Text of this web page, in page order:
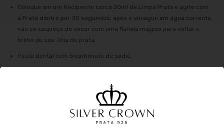
Coloque em um Recipiente cerca 20ml de Limpa Prata e agite com
a Prata dentro por 30 segundos, após o enxágue em água corrente,
não se esqueça de secar com uma flanela mágica para voltar o
brilho de sua Jóia de prata.
Pasta dental com bicarbonato de sódio.
Deixe agir por 5 minutos e enxágue com água corrente e o lave com
um detergente neutro, por fim secar com uma flanela mágica, desta
forma irá voltar o brilho da prata.